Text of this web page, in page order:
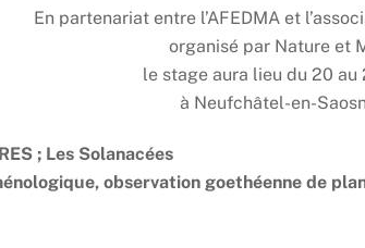
En partenariat entre l’AFEDMA et l’
organisé par Nature et
le stage aura lieu du 20 au
à Neufchâtel-en-
; Les Solanacées
observation goethéenne de